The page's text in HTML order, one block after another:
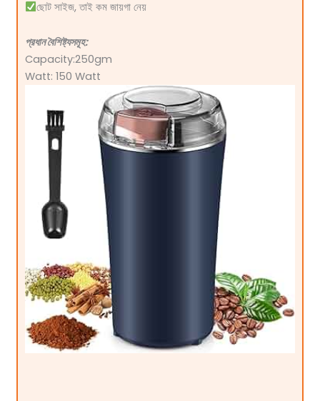
ছোট সাইজ, তাই কম জায়গা নেয়
প্রধান বৈশিষ্ট্যসমূহ:
Capacity:250gm
Watt: 150 Watt